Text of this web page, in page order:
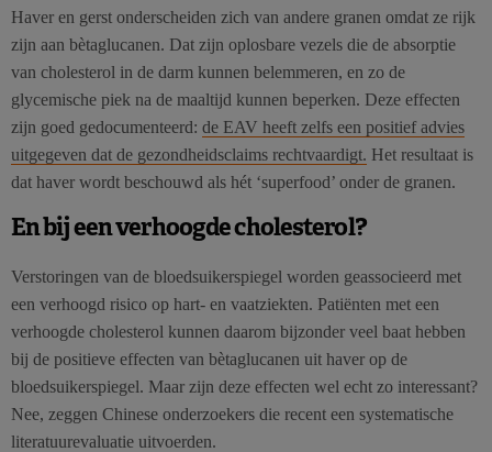
Haver en gerst onderscheiden zich van andere granen omdat ze rijk
zijn aan bètaglucanen. Dat zijn oplosbare vezels die de absorptie
van cholesterol in de darm kunnen belemmeren, en zo de
glycemische piek na de maaltijd kunnen beperken. Deze effecten
zijn goed gedocumenteerd: de EAV heeft zelfs een positief advies
uitgegeven dat de gezondheidsclaims rechtvaardigt. Het resultaat is
dat haver wordt beschouwd als hét ‘superfood’ onder de granen.
En bij een verhoogde cholesterol?
Verstoringen van de bloedsuikerspiegel worden geassocieerd met
een verhoogd risico op hart- en vaatziekten. Patiënten met een
verhoogde cholesterol kunnen daarom bijzonder veel baat hebben
bij de positieve effecten van bètaglucanen uit haver op de
bloedsuikerspiegel. Maar zijn deze effecten wel echt zo interessant?
Nee, zeggen Chinese onderzoekers die recent een systematische
literatuurevaluatie uitvoerden.